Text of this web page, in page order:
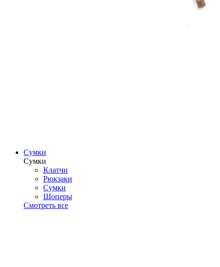
Сумки
Сумки
Клатчи
Рюкзаки
Сумки
Шоперы
Смотреть все